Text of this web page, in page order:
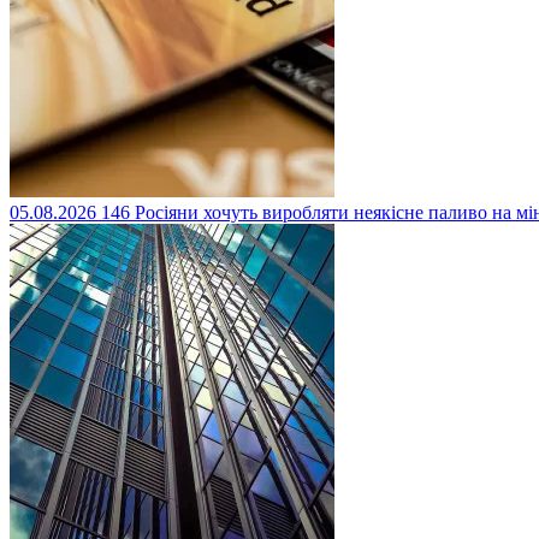
05.08.2026 146 Росіяни хочуть виробляти неякісне паливо на